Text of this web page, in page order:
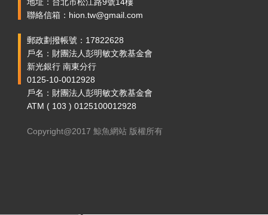
聯絡信箱：hion.tw@gmail.com
郵政劃撥帳號：17822628
戶名：財團法人彭明敏文教基金會
新光銀行 南東分行
0125-10-0012928
戶名：財團法人彭明敏文教基金會
ATM ( 103 ) 0125100012928
Copyright@2017 鯨魚網站 版權所有